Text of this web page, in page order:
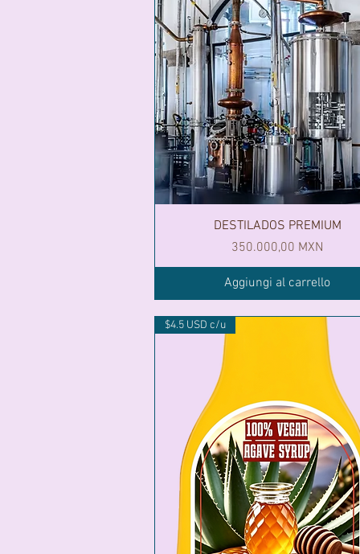
DESTILADOS PREMIUM
Prezzo
350.000,00 MXN
Aggiungi al carrello
$4.5 USD c/u